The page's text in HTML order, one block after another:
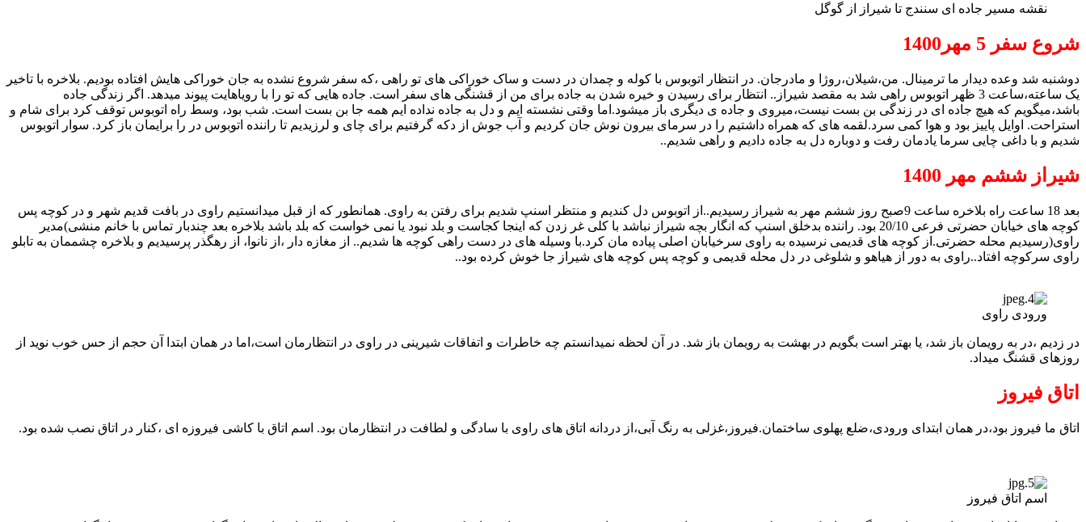
نقشه مسیر جاده ای سنندج تا شیراز از گوگل
شروع سفر 5 مهر1400
دوشنبه شد وعده دیدار ما ترمینال. من،شیلان،روژا و مادرجان. در انتظار اتوبوس با کوله و چمدان در دست و ساک خوراکی های تو راهی ،که سفر شروع نشده به جان خوراکی هایش افتاده بودیم. بلاخره با تاخیر
یک ساعته،ساعت 3 ظهر اتوبوس راهی شد به مقصد شیراز.. انتظار برای رسیدن و خیره شدن به جاده برای من از قشنگی های سفر است. جاده هایی که تو را با رویاهایت پیوند میدهد. اگر زندگی جاده
باشد،میگویم که هیچ جاده ای در زندگی بن بست نیست،میروی و جاده ی دیگری باز میشود.اما وقتی نشسته ایم و دل به جاده نداده ایم همه جا بن بست است. شب بود، وسط راه اتوبوس توقف کرد برای شام و
استراحت. اوایل پاییز بود و هوا کمی سرد.لقمه های که همراه داشتیم را در سرمای بیرون نوش جان کردیم و آب جوش از دکه گرفتیم برای چای و لرزیدیم تا راننده اتوبوس در را برایمان باز کرد. سوار اتوبوس
شدیم و با داغی چایی سرما یادمان رفت و دوباره دل به جاده دادیم و راهی شدیم..
شیراز ششم مهر 1400
بعد 18 ساعت راه بلاخره ساعت 9صبح روز ششم مهر به شیراز رسیدیم..از اتوبوس دل کندیم و منتظر اسنپ شدیم برای رفتن به راوی. همانطور که از قبل میدانستیم راوی در بافت قدیم شهر و در کوچه پس
کوچه های خیابان حضرتی فرعی 20/10 بود. راننده بدخلق اسنپ که انگار بچه شیراز نباشد با کلی غر زدن که اینجا کجاست و بلد نبود یا نمی خواست که بلد باشد بلاخره بعد چندبار تماس با خانم منشی)مدیر
راوی(رسیدیم محله حضرتی.از کوچه های قدیمی نرسیده به راوی سرخیابان اصلی پیاده مان کرد.با وسیله های در دست راهی کوچه ها شدیم.. از مغازه دار ،از نانوا، از رهگذر پرسیدیم و بلاخره چشممان به تابلو
راوی سرکوچه افتاد..راوی به دور از هیاهو و شلوغی در دل محله قدیمی و کوچه پس کوچه های شیراز جا خوش کرده بود..
ورودی راوی
در زدیم ،در به رویمان باز شد، یا بهتر است بگویم در بهشت به رویمان باز شد. در آن لحظه نمیدانستم چه خاطرات و اتفاقات شیرینی در راوی در انتظارمان است،اما در همان ابتدا آن حجم از حس خوب نوید از
روزهای قشنگ میداد.
اتاق فیروز
اتاق ما فیروز بود،در همان ابتدای ورودی،ضلع پهلوی ساختمان.فیروز،غزلی به رنگ آبی،از دردانه اتاق های راوی با سادگی و لطافت در انتظارمان بود. اسم اتاق با کاشی فیروزه ای ،کنار در اتاق نصب شده بود.
اسم اتاق فیروز